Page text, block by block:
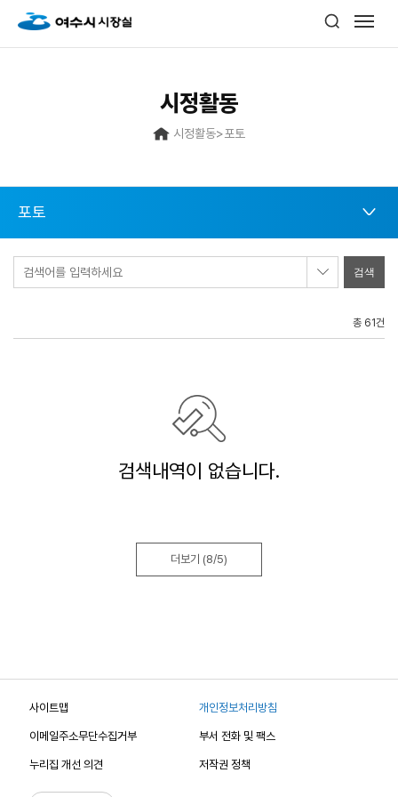
시정활동
시정활동>포토
포토
검색어를 입력하세요
총 61건
검색내역이 없습니다.
더보기 (8/5)
사이트맵 개인정보처리방침
이메일주소무단수집거부 부서 전화 및 팩스
누리집 개선 의견 저작권 정책